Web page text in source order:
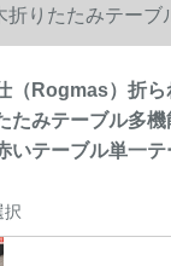
りたたみテー
（Rogmas）折
たみテーブル多
いテーブル単一
択